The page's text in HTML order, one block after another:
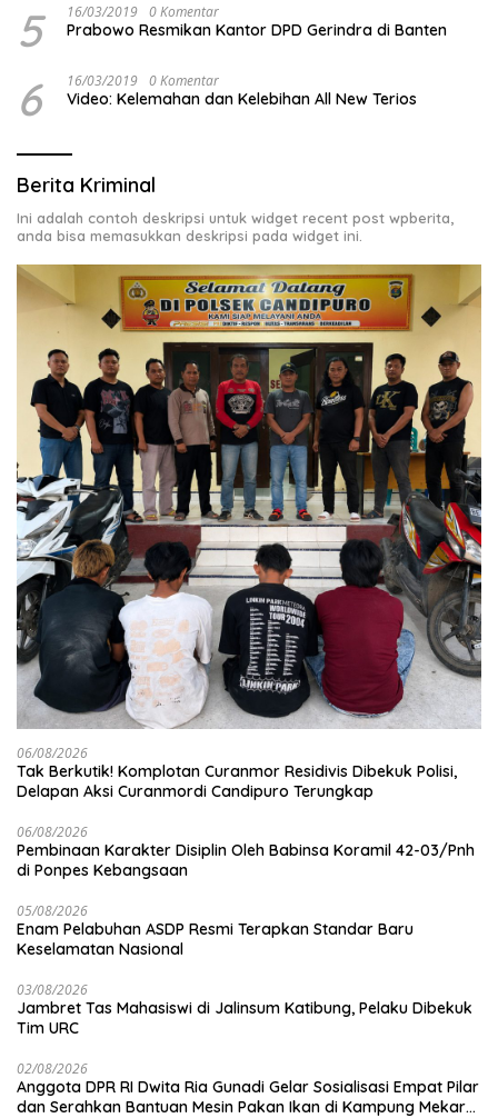
5 16/03/2019 0 Komentar
Prabowo Resmikan Kantor DPD Gerindra di Banten
6 16/03/2019 0 Komentar
Video: Kelemahan dan Kelebihan All New Terios
Berita Kriminal
Ini adalah contoh deskripsi untuk widget recent post wpberita,
anda bisa memasukkan deskripsi pada widget ini.
06/08/2026
Tak Berkutik! Komplotan Curanmor Residivis Dibekuk Polisi,
Delapan Aksi Curanmordi Candipuro Terungkap
06/08/2026
Pembinaan Karakter Disiplin Oleh Babinsa Koramil 42-03/Pnh
di Ponpes Kebangsaan
05/08/2026
Enam Pelabuhan ASDP Resmi Terapkan Standar Baru
Keselamatan Nasional
03/08/2026
Jambret Tas Mahasiswi di Jalinsum Katibung, Pelaku Dibekuk
Tim URC
02/08/2026
Anggota DPR RI Dwita Ria Gunadi Gelar Sosialisasi Empat Pilar
dan Serahkan Bantuan Mesin Pakan Ikan di Kampung Mekar